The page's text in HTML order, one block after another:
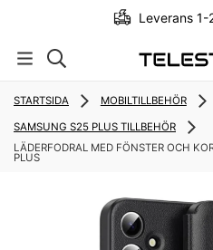
Leverans
STARTSIDA MOBILTILLBEHÖR
SAMSUNG S25 PLUS TILLBEHÖR
LÄDERFODRAL MED FÖNSTER OCH
PLUS